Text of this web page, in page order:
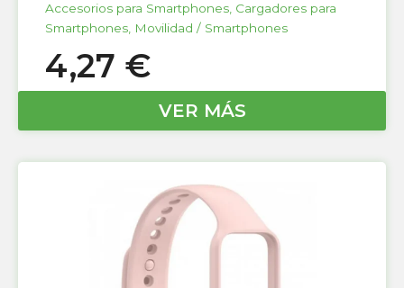
Accesorios para Smartphones, Cargadores para
Smartphones, Movilidad / Smartphones
4,27 €
VER MÁS